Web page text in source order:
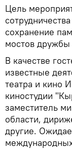
Цель
сохранение
мостов дружбы
В качестве
известные
театра и кино
киностудии
заместитель
области,
другие.